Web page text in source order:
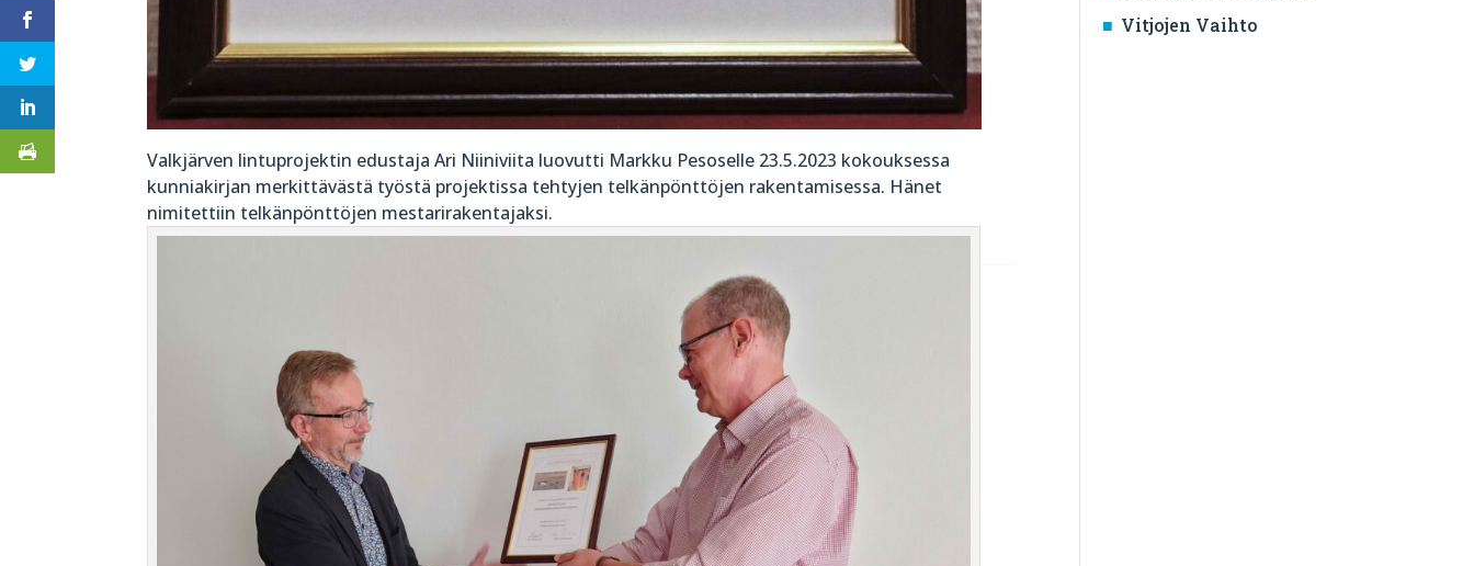
Valkjärven lintuprojektin edustaja Ari Niiniviita luovutti Markku Pesoselle 23.5.2023 kokouksessa
kunniakirjan merkittävästä työstä projektissa tehtyjen telkänpönttöjen rakentamisessa. Hänet
nimitettiin telkänpönttöjen mestarirakentajaksi.
Vitjojen Vaihto